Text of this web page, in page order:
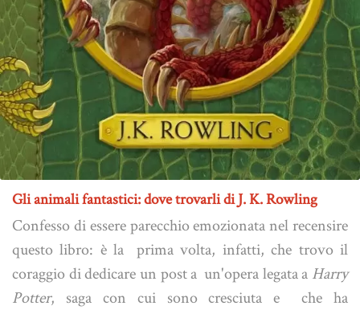
Gli animali fantastici: dove trovarli di J. K. Rowling
Confesso di essere parecchio emozionata nel recensire
questo libro: è la prima volta, infatti, che trovo il
coraggio di dedicare un post a un'opera legata a Harry
Potter, saga con cui sono cresciuta e che ha